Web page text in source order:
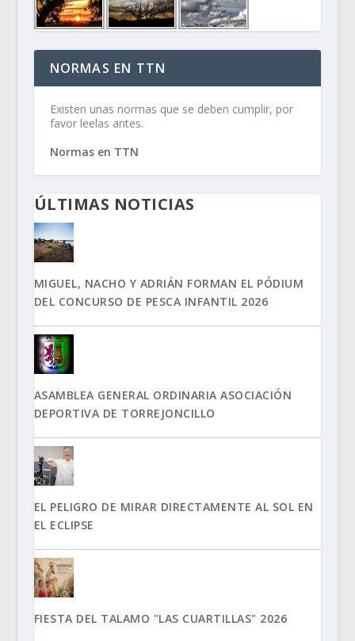
NORMAS EN TTN
Existen unas normas que se deben cumplir, por
favor leelas antes.
Normas en TTN
ÚLTIMAS NOTICIAS
MIGUEL, NACHO Y ADRIÁN FORMAN EL PÓDIUM
DEL CONCURSO DE PESCA INFANTIL 2026
ASAMBLEA GENERAL ORDINARIA ASOCIACIÓN
DEPORTIVA DE TORREJONCILLO
EL PELIGRO DE MIRAR DIRECTAMENTE AL SOL EN
EL ECLIPSE
FIESTA DEL TALAMO "LAS CUARTILLAS" 2026